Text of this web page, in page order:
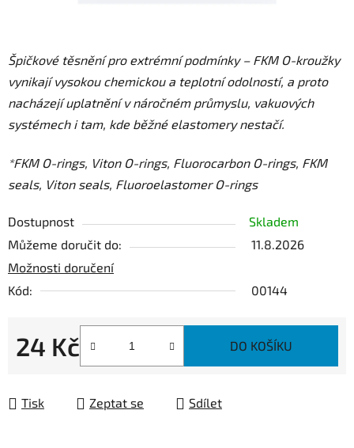
Špičkové těsnění pro extrémní podmínky – FKM O-kroužky
vynikají vysokou chemickou a teplotní odolností, a proto
nacházejí uplatnění v náročném průmyslu, vakuových
systémech i tam, kde běžné elastomery nestačí.
*FKM O-rings, Viton O-rings, Fluorocarbon O-rings, FKM
seals, Viton seals, Fluoroelastomer O-rings
Dostupnost
Skladem
Můžeme doručit do:
11.8.2026
Možnosti doručení
Kód:
00144
24 Kč
Měrná cena:
DO KOŠÍKU
Tisk Zeptat se Sdílet